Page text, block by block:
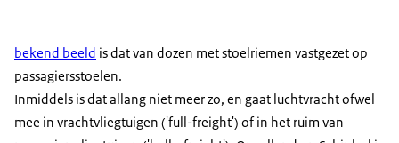
bekend beeld is dat van dozen met stoelriemen vastgezet op
passagiersstoelen.
Inmiddels is dat allang niet meer zo, en gaat luchtvracht ofwel
mee in vrachtvliegtuigen ('full-freight') of in het ruim van